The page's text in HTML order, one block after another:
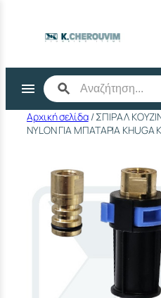
περιεχόμενο
Αρχική σελίδα/ ΣΠΙΡΑΛ
NYLON ΓΙΑ ΜΠΑΤΑΡΙΑ KHUGA